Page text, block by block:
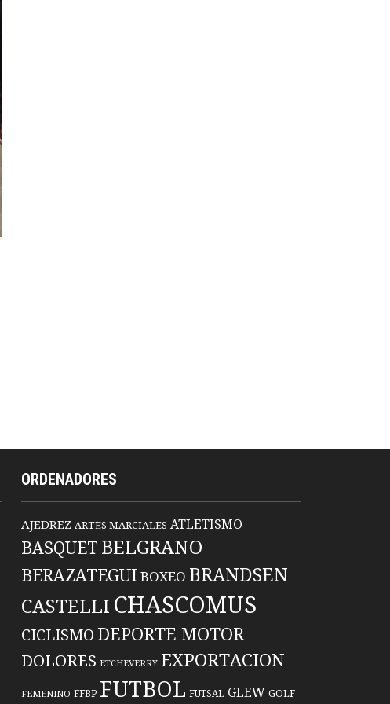
ORDENADORES
AJEDREZ ARTES MARCIALES ATLETISMO
BASQUET BELGRANO
BERAZATEGUIBOXEO BRANDSEN
CASTELLI CHASCOMUS
CICLISMO DEPORTE MOTOR
DOLORES ETCHEVERRY EXPORTACION
FEMENINO FFBP FUTBOL FUTSAL GLEW GOLF